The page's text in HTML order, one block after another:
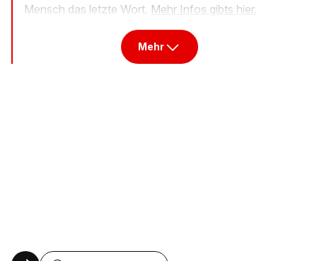
Mensch das letzte Wort. Mehr Infos gibts hier.
Mehr